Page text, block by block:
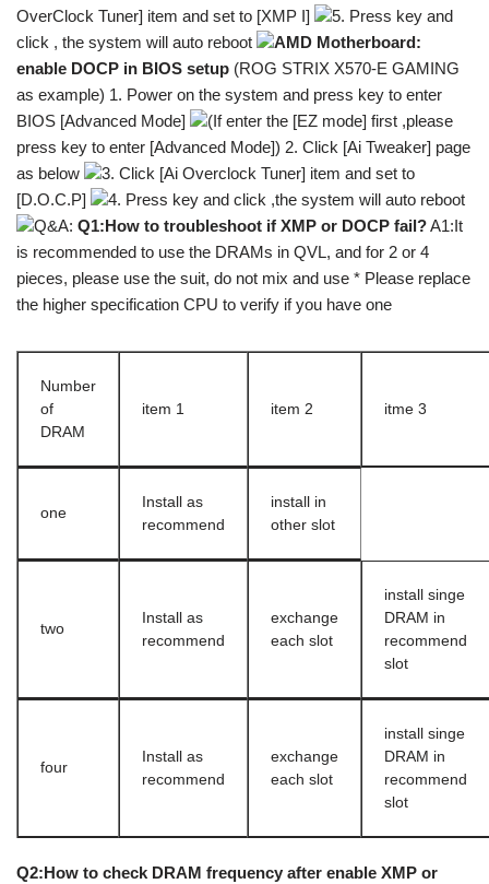
OverClock Tuner] item and set to [XMP I]
5. Press key and
click , the system will auto reboot
AMD Motherboard:
enable DOCP in BIOS setup (ROG STRIX X570-E GAMING
as example) 1. Power on the system and press key to enter
BIOS [Advanced Mode]
(If enter the [EZ mode] first ,please
press key to enter [Advanced Mode]) 2. Click [Ai Tweaker] page
as below
3. Click [Ai Overclock Tuner] item and set to
[D.O.C.P]
4. Press key and click ,the system will auto reboot
Q&A: Q1:How to troubleshoot if XMP or DOCP fail?A1:It
is recommended to use the DRAMs in QVL, and for 2 or 4
pieces, please use the suit, do not mix and use * Please replace
the higher specification CPU to verify if you have one
Number
of
DRAM
item 1 item 2 itme 3
one
Install as
recommend
install in
other slot
two
Install as
recommend
exchange
each slot
install singe
DRAM in
recommend
slot
four
Install as
recommend
exchange
each slot
install singe
DRAM in
recommend
slot
Q2:How to check DRAM frequency after enable XMP or